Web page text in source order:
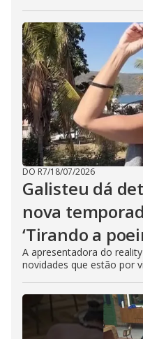
DO R7/18/07/2026
Galisteu dá
nova
‘Tirando a
A apresentadora do
novidades que estão por